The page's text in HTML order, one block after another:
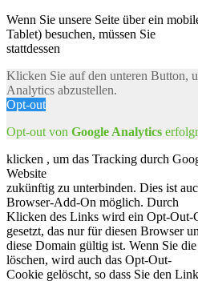
Wenn Sie unsere Seite über ein
Tablet) besuchen, müssen Sie
stattdessen
Klicken Sie auf den unteren Button,
Analytics abzustellen.
Opt-out
Opt-out von Google Analytics
klicken , um das Tracking durch
Website
zukünftig zu unterbinden. Dies ist
Browser-Add-On möglich. Durch
Klicken des Links wird ein Opt-Out-
gesetzt, das nur für diesen Browser
diese Domain gültig ist. Wenn Sie
löschen, wird auch das Opt-Out-
Cookie gelöscht, so dass Sie den